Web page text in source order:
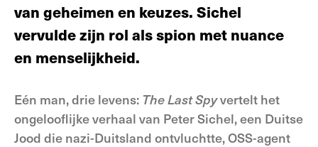
van geheimen en keuzes. Sichel
vervulde zijn rol als spion met nuance
en menselijkheid.
Eén man, drie levens: The Last Spyvertelt het
ongelooflijke verhaal van Peter Sichel, een Duitse
Jood die nazi-Duitsland ontvluchtte, OSS-agent